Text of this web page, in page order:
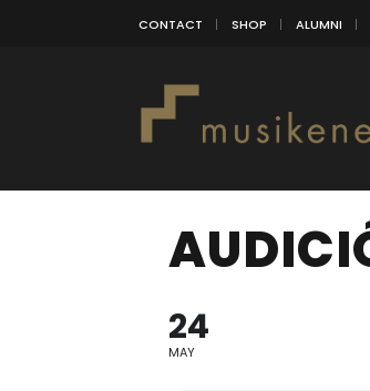
CONTACT SHOP ALUMNI
24
MAY